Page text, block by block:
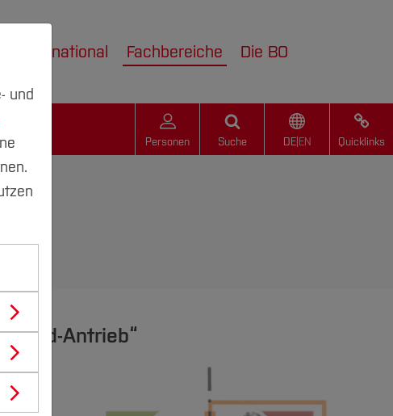
International Fachbereiche Die BO
Personen Suche DE| EN Quicklinks
Antrieb“
und